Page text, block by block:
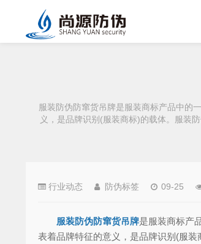
服装防伪防窜货吊牌是服装商标产品中的
义，是品牌识别(服装商标)的载体。服装
行业动态 防伪标签 09-25
服装防伪防窜货吊牌是服装商标产
表着品牌特征的意义，是品牌识别(服